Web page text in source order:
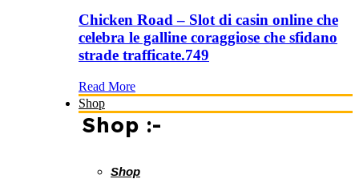
Chicken Road – Slot di casin online che
celebra le galline coraggiose che sfidano
strade trafficate.749
Read More
Shop
Shop :-
Shop